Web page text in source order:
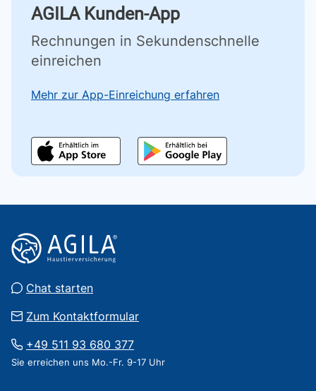
AGILA Kunden-App
Rechnungen in Sekundenschnelle
einreichen
Mehr zur App-Einreichung erfahren